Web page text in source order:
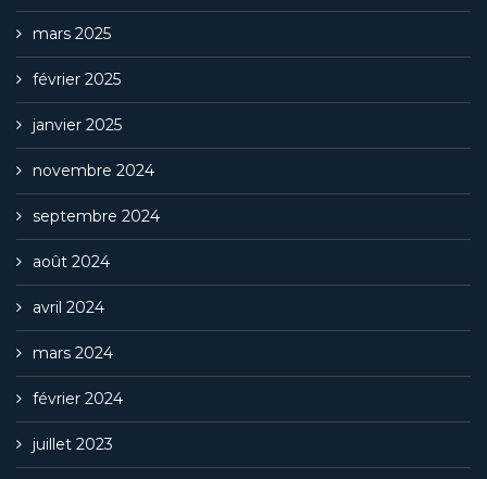
mars 2025
février 2025
janvier 2025
novembre 2024
septembre 2024
août 2024
avril 2024
mars 2024
février 2024
juillet 2023